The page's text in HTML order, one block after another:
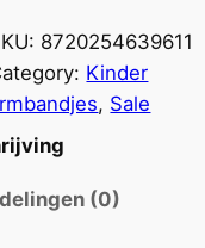
8720254639611
Kinder
, Sale
(0)